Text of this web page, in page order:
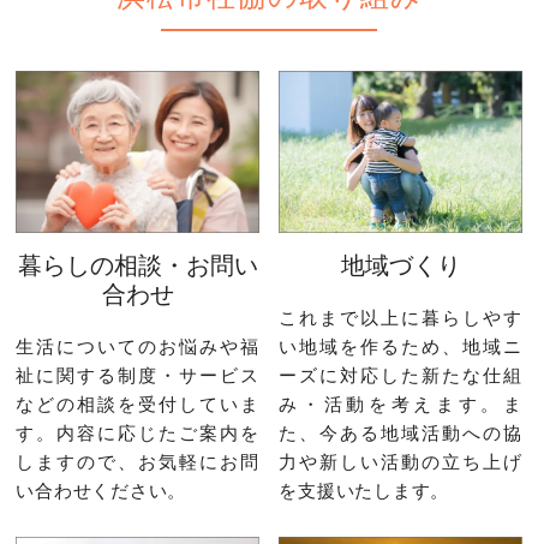
暮らしの相談・お問い
合わせ
生活についてのお悩みや福
祉に関する制度・サービス
などの相談を受付していま
す。内容に応じたご案内を
しますので、お気軽にお問
い合わせください。
地域づくり
これまで以上に暮らしやす
い地域を作るため、地域ニ
ーズに対応した新たな仕組
み・活動を考えます。ま
た、今ある地域活動への協
力や新しい活動の立ち上げ
を支援いたします。